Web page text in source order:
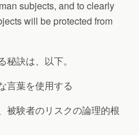
subjects, and to clearly
will be protected from
秘訣は、以下。
言葉を使用する
被験者のリスクの論理的根